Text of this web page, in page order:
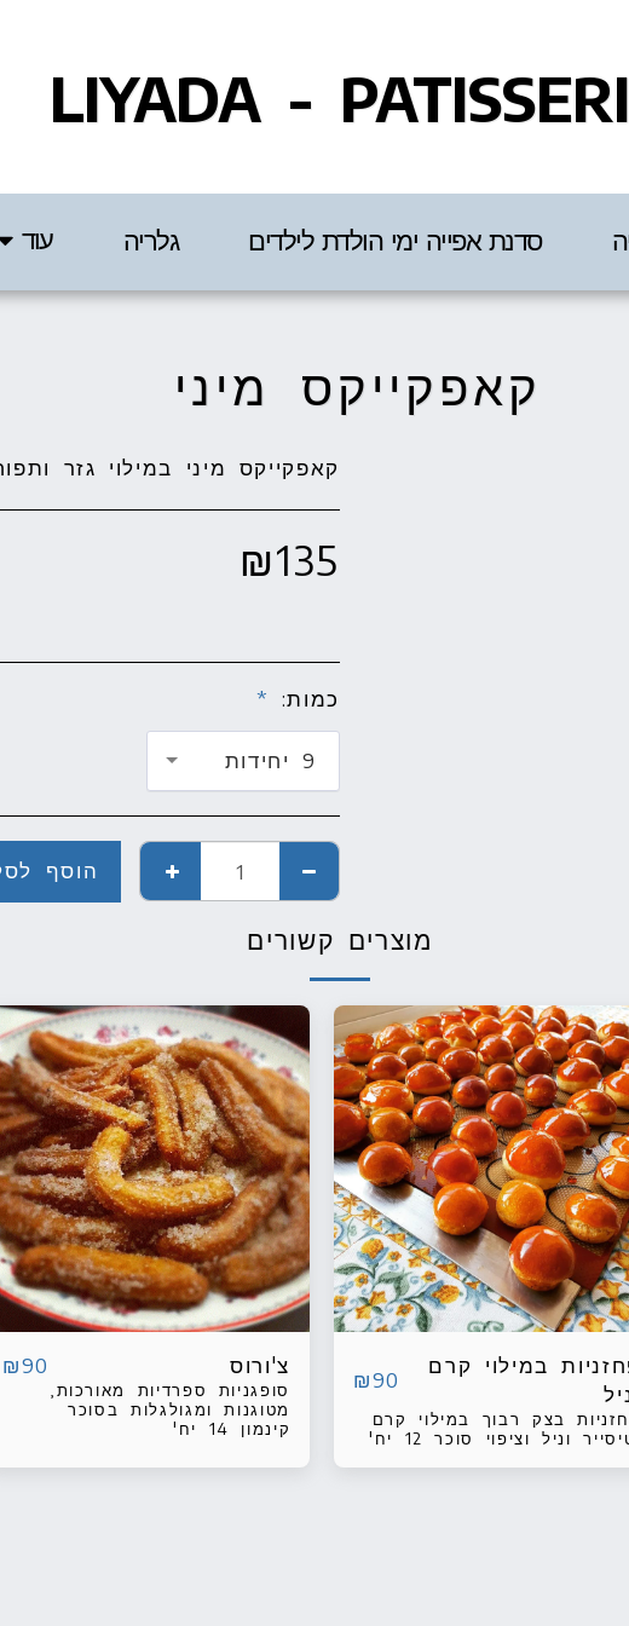
LIYADA -
סדנת אפייה ימי הולדת לילדים גלריה עוד
קאפקייקס מיני
קאפקייקס מיני במילוי גזר
₪135
כמות: *
9 יחידות
הוסף
מוצרים קשורים
במילוי קרם
₪90
בצק רבוך במילוי קרם
וניל וציפוי סוכר 12 יח'
צ'ורוס ₪90
סופגניות ספרדיות מאורכות,
מטוגנות ומגולגלות בסוכר
וקינמון 14 יח'